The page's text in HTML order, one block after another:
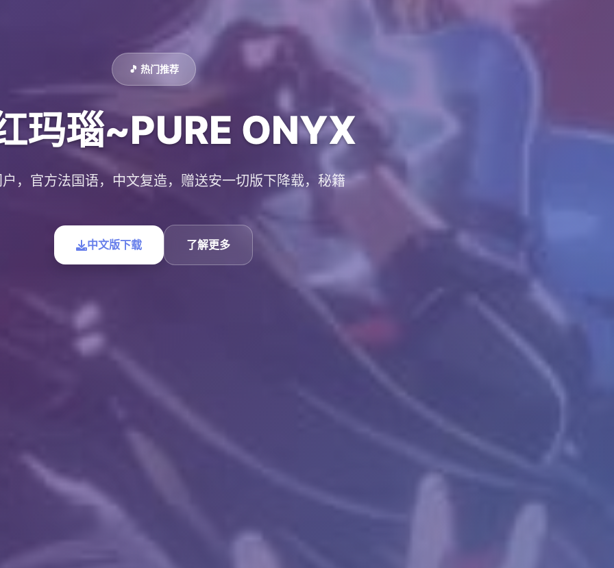
🎵 热门推荐
玛瑙~PURE ONYX
，官方法国语，中文复造，赠送安一切版下降载，秘籍
中文版下载 了解更多